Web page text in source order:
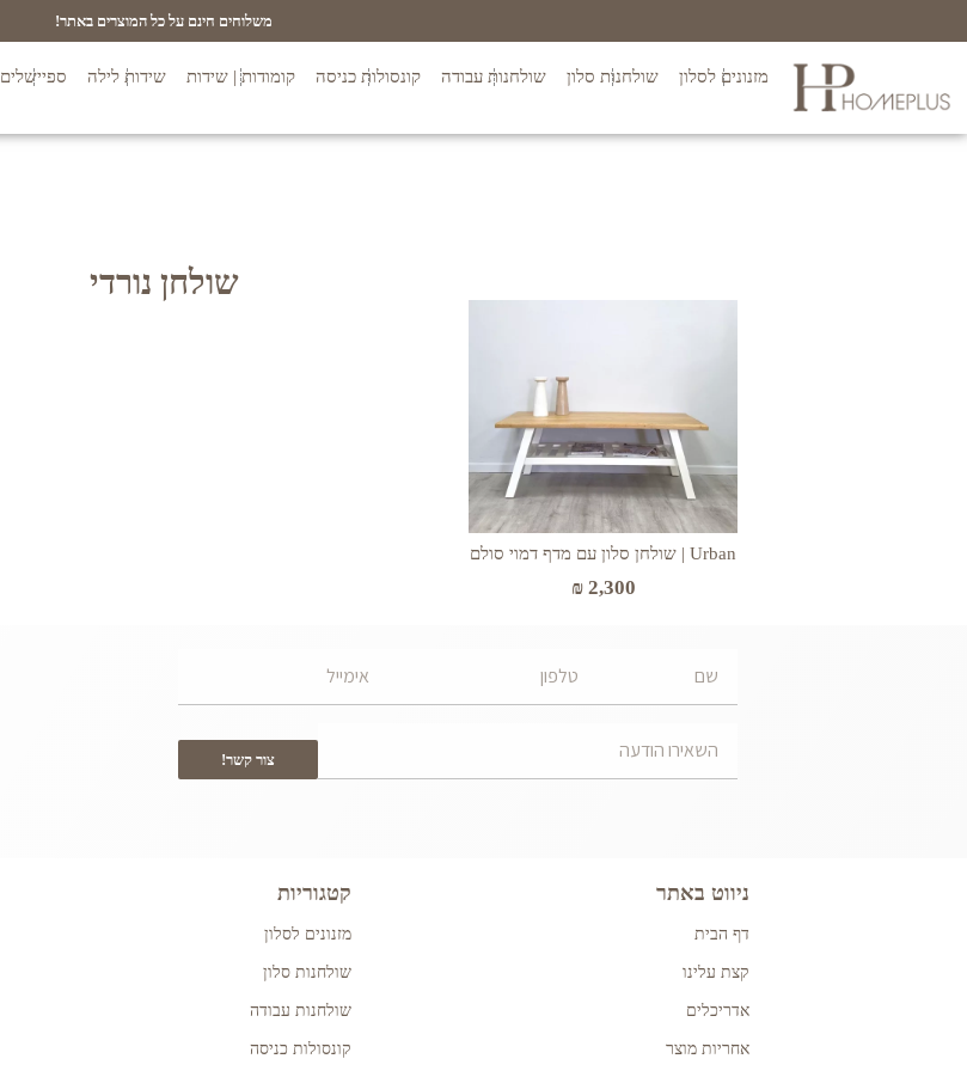
משלוחים חינם על כל המוצרים באתר!
מזנונים לסלון שולחנות סלון שולחנות עבודה קונסולות כניסה קומודות | שידות שידות לילה ספיישלים
שולחן נורדי
Urban | שולחן סלון עם מדף דמוי סולם
₪2,300
צור קשר!
ניווט באתר
דף הבית
קצת עלינו
אדריכלים
אחריות מוצר
קטגוריות
מזנונים לסלון
שולחנות סלון
שולחנות עבודה
קונסולות כניסה